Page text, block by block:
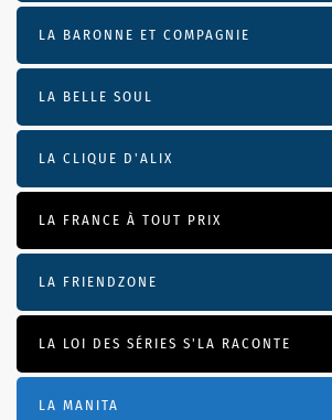
LA BARONNE ET COMPAGNIE
LA BELLE SOUL
LA CLIQUE D'ALIX
LA FRANCE À TOUT PRIX
LA FRIENDZONE
LA LOI DES SÉRIES S'LA RACONTE
LA MANITA